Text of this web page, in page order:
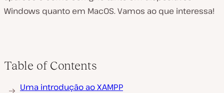
Windows quanto em MacOS. Vamos ao que interessa!
Table of Contents
Uma introdução ao XAMPP